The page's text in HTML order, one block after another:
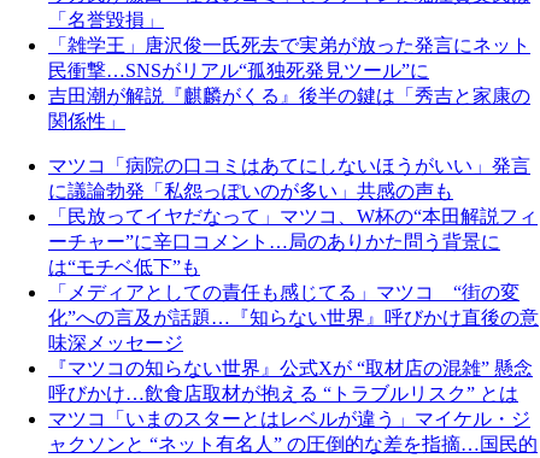
「名誉毀損」
「雑学王」唐沢俊一氏死去で実弟が放った発言にネット
民衝撃…SNSがリアル“孤独死発見ツール”に
吉田潮が解説『麒麟がくる』後半の鍵は「秀吉と家康の
関係性」
マツコ「病院の口コミはあてにしないほうがいい」発言
に議論勃発「私怨っぽいのが多い」共感の声も
「民放ってイヤだなって」マツコ、W杯の“本田解説フィ
ーチャー”に辛口コメント…局のありかた問う背景に
は“モチベ低下”も
「メディアとしての責任も感じてる」マツコ “街の変
化”への言及が話題…『知らない世界』呼びかけ直後の意
味深メッセージ
『マツコの知らない世界』公式Xが “取材店の混雑” 懸念
呼びかけ…飲食店取材が抱える “トラブルリスク” とは
マツコ「いまのスターとはレベルが違う」マイケル・ジ
ャクソンと “ネット有名人” の圧倒的な差を指摘…国民的